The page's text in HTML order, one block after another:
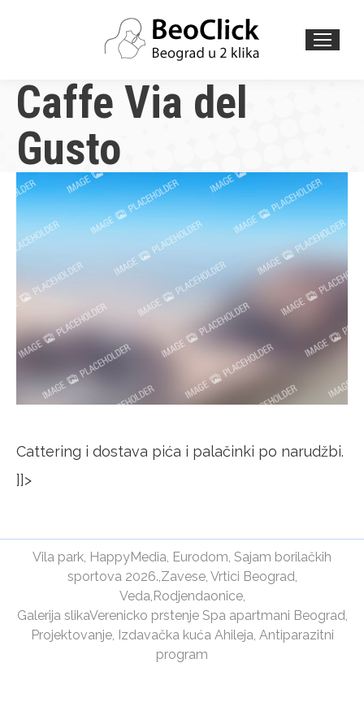
Caffe Via del
Gusto
Cattering i dostava pića i palačinki po narudžbi.
]]>
Vila park HappyMedia Eurodom Sajam borilačkih
sportova 2026. Zavese, Vrtici Beograd
Veda Rodjendaonice,
Galerija slikaVerenicko prstenje Spa apartmani Beograd
Projektovanje, Izdavačka kuća Ahileja Antiparazitni
program